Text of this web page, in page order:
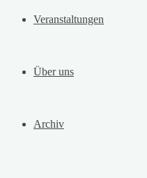
Veranstaltungen
Über uns
Archiv